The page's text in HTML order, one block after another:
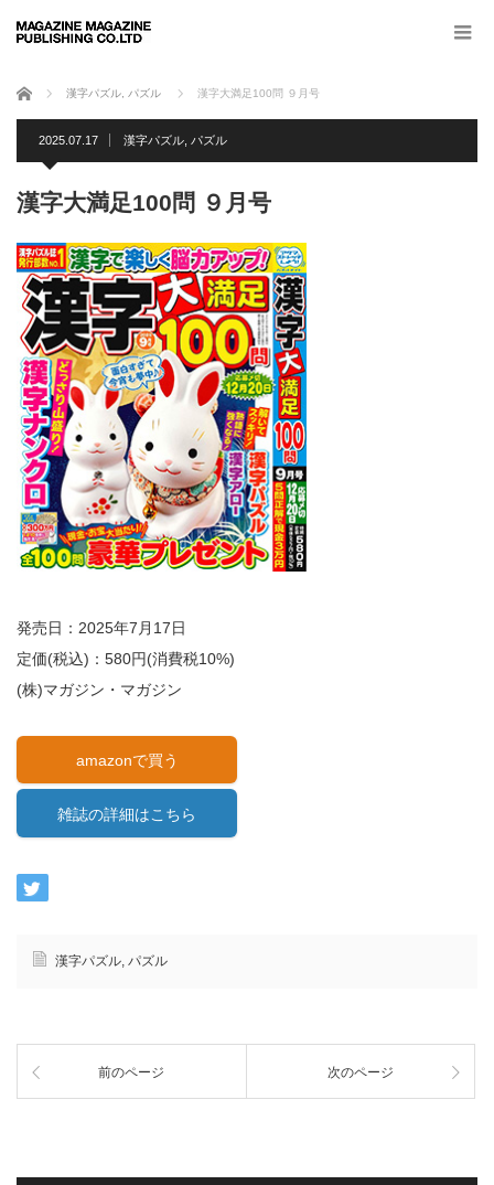
ホーム 漢字パズル パズル 漢字大満足100問 ９月号
2025.07.17 漢字パズル パズル
漢字大満足100問 ９月号
発売日：2025年7月17日
定価(税込)：580円(消費税10%)
(株)マガジン・マガジン
amazonで買う
雑誌の詳細はこちら
漢字パズル パズル
前のページ 次のページ